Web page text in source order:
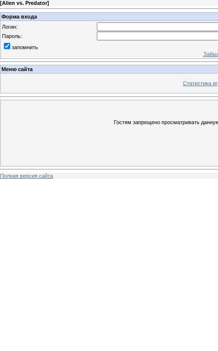
[Alien vs. Predator]
Форма входа
Логин:
Пароль:
запомнить
Меню сайта
Статистика
Гостям запрещено просматривать
Полная версия сайта